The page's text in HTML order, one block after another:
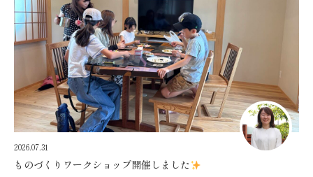
2026.07.31
ものづくりワークショップ開催しました